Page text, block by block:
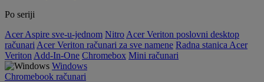
Po seriji
Acer Aspire sve-u-jednom Nitro Acer Veriton poslovni desktop
računari Acer Veriton računari za sve namene Radna stanica Acer
Veriton Add-In-One Chromebox Mini računari
Windows
Chromebook računari